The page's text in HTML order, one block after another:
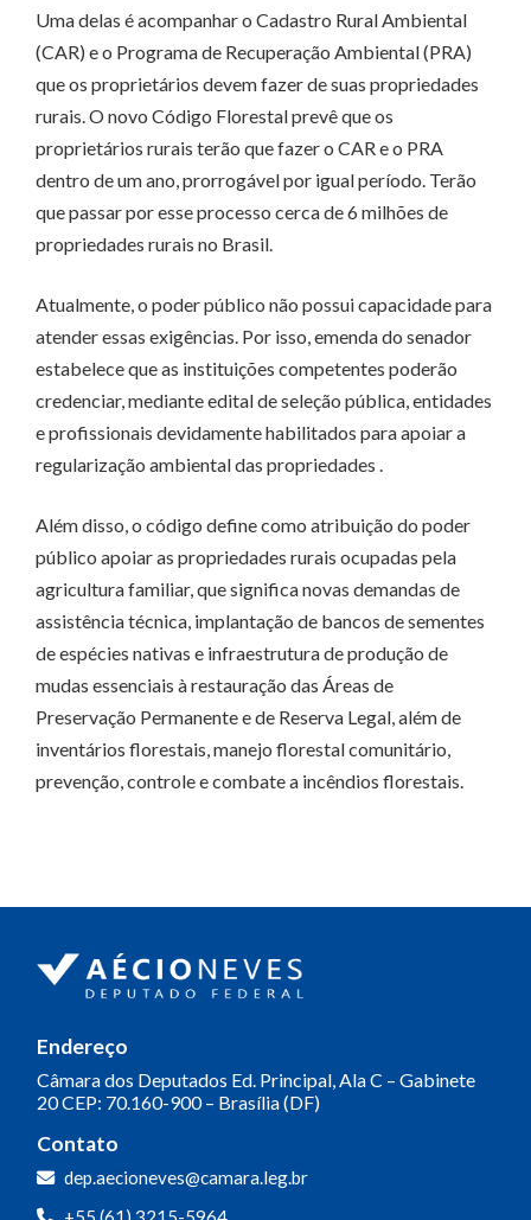
Uma delas é acompanhar o Cadastro Rural Ambiental
(CAR) e o Programa de Recuperação Ambiental (PRA)
que os proprietários devem fazer de suas propriedades
rurais. O novo Código Florestal prevê que os
proprietários rurais terão que fazer o CAR e o PRA
dentro de um ano, prorrogável por igual período. Terão
que passar por esse processo cerca de 6 milhões de
propriedades rurais no Brasil.
Atualmente, o poder público não possui capacidade para
atender essas exigências. Por isso, emenda do senador
estabelece que as instituições competentes poderão
credenciar, mediante edital de seleção pública, entidades
e profissionais devidamente habilitados para apoiar a
regularização ambiental das propriedades .
Além disso, o código define como atribuição do poder
público apoiar as propriedades rurais ocupadas pela
agricultura familiar, que significa novas demandas de
assistência técnica, implantação de bancos de sementes
de espécies nativas e infraestrutura de produção de
mudas essenciais à restauração das Áreas de
Preservação Permanente e de Reserva Legal, além de
inventários florestais, manejo florestal comunitário,
prevenção, controle e combate a incêndios florestais.
Endereço
Câmara dos Deputados Ed. Principal, Ala C – Gabinete
20CEP: 70.160-900 – Brasília (DF)
Contato
dep.aecioneves@camara.leg.br